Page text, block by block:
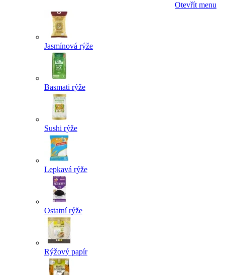
Otevřít menu
Jasmínová rýže
Basmati rýže
Sushi rýže
Lepkavá rýže
Ostatní rýže
Rýžový papír